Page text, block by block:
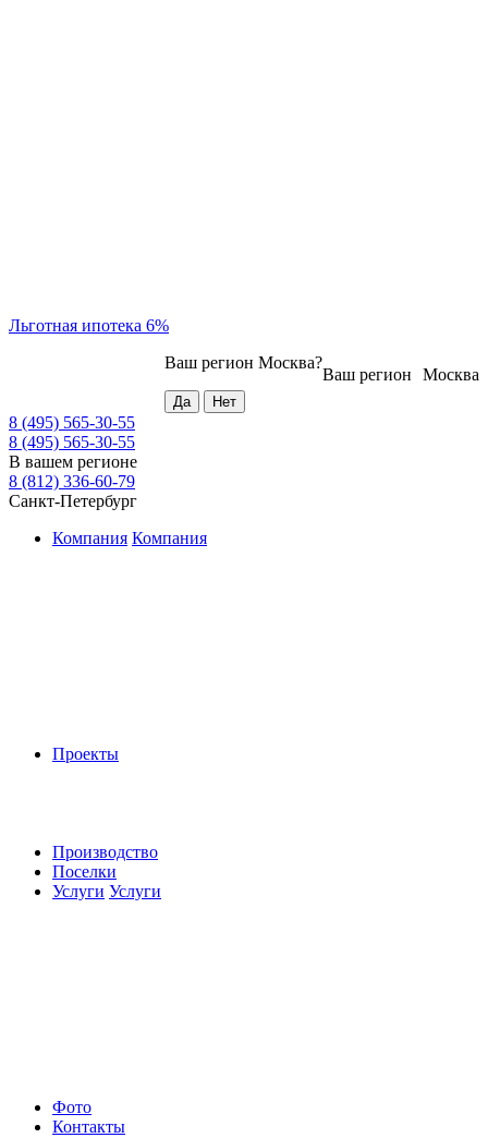
Льготная ипотека 6%
Москва
Ваш регион
Ваш регион Москва?
8 (495) 565-30-55
8 (495) 565-30-55
В вашем регионе
8 (812) 336-60-79
Санкт-Петербург
Компания Компания
Проекты
Производство
Поселки
Услуги Услуги
Фото
Контакты